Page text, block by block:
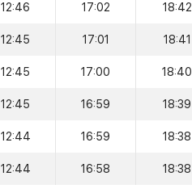
12:46 17:02 18:42
12:45 17:01 18:41
12:45 17:00 18:40
12:45 16:59 18:39
12:44 16:59 18:38
12:44 16:58 18:38